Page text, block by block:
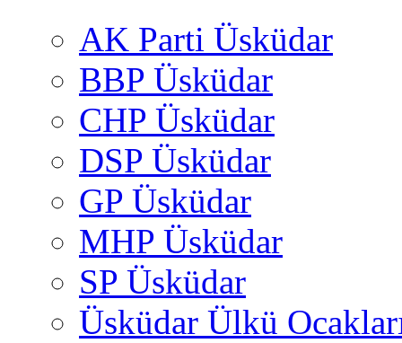
AK Parti Üsküdar
BBP Üsküdar
CHP Üsküdar
DSP Üsküdar
GP Üsküdar
MHP Üsküdar
SP Üsküdar
Üsküdar Ülkü